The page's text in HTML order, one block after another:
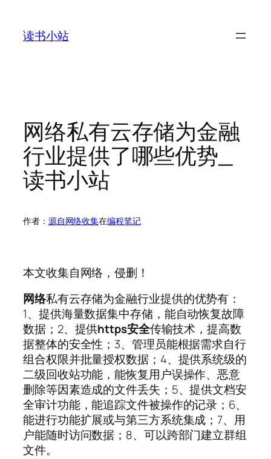
读书小站
网络私有云存储为金融
行业提供了哪些优势_
读书小站
作者： 源自网络收集在编程笔记
本文收集自网络，侵删！
网络私有云存储为金融行业提供的优势有：
1、提供海量数据集中存储，能自动恢复故障
数据；2、提供https安全传输技术，提高数
据整体的安全性；3、管理员能根据需求自行
组合权限并批量授权数据；4、提供系统级的
二级回收站功能，能恢复用户误操作、恶意
删除等因素造成的文件丢失；5、提供文档安
全审计功能，能追踪文件被操作的记录；6、
能进行功能扩展或与第三方系统集成；7、用
户能随时访问数据；8、可以跨部门建立群组
文件。